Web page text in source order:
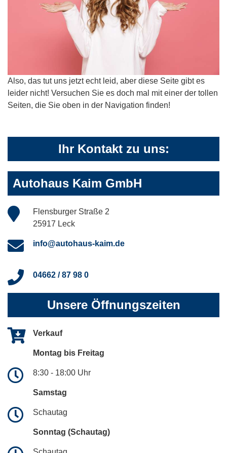
Also, das tut uns jetzt echt leid, aber diese Seite gibt es
leider nicht! Versuchen Sie es doch mal mit einer der tollen
Seiten, die Sie oben in der Navigation finden!
Ihr Kontakt zu uns:
Autohaus Kaim GmbH
Flensburger Straße 2
25917 Leck
info@autohaus-kaim.de
04662 / 87 98 0
Unsere Öffnungszeiten
Verkauf
Montag bis Freitag
8:30 - 18:00 Uhr
Samstag
Schautag
Sonntag (Schautag)